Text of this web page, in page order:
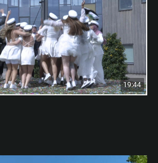
19:44